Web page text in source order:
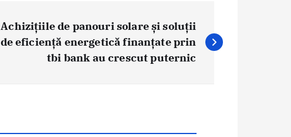
Achizițiile de panouri solare și soluții
de eficiență energetică finanțate prin
tbi bank au crescut puternic